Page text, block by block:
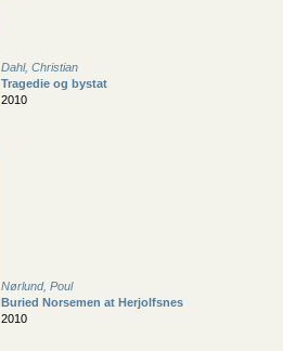
Dahl, Christian
Tragedie og bystat
2010
Nørlund, Poul
Buried Norsemen at Herjolfsnes
2010